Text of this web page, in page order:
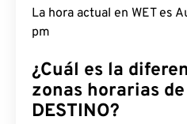
La hora actual en WET es
pm
¿Cuál es la
zonas horarias de
DESTINO?